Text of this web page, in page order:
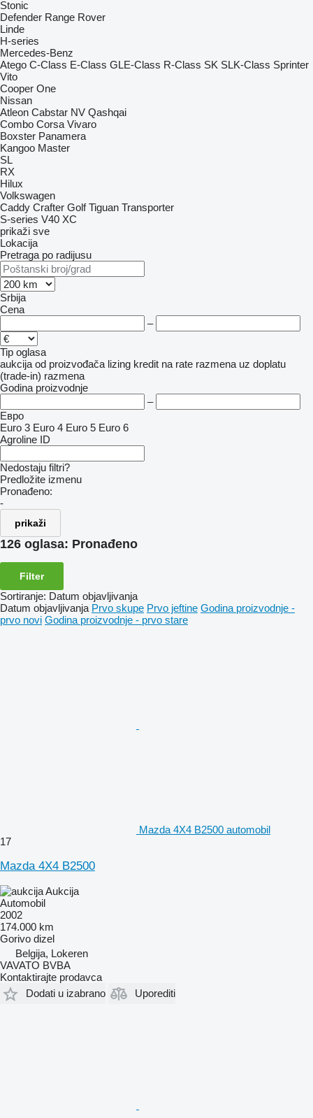
Stonic
Defender Range Rover
Linde
H-series
Mercedes-Benz
Atego C-Class E-Class GLE-Class R-Class SK SLK-Class Sprinter
Vito
Cooper One
Nissan
Atleon Cabstar NV Qashqai
Combo Corsa Vivaro
Boxster Panamera
Kangoo Master
SL
RX
Hilux
Volkswagen
Caddy Crafter Golf Tiguan Transporter
S-series V40 XC
prikaži sve
Lokacija
Pretraga po radijusu
Srbija
Cena
–
Tip oglasa
aukcija od proizvođača lizing kredit na rate razmena uz doplatu
(trade-in) razmena
Godina proizvodnje
–
Евро
Euro 3 Euro 4 Euro 5 Euro 6
Agroline ID
Nedostaju filtri?
Predložite izmenu
Pronađeno:
-
prikaži
126 oglasa: Pronađeno
Filter
Sortiranje: Datum objavljivanja
Datum objavljivanja Prvo skupe Prvo jeftine Godina proizvodnje -
prvo novi Godina proizvodnje - prvo stare
Mazda 4X4 B2500 automobil
17
Mazda 4X4 B2500
Aukcija
Automobil
2002
174.000 km
Gorivo dizel
Belgija, Lokeren
VAVATO BVBA
Kontaktirajte prodavca
Dodati u izabrano
Uporediti